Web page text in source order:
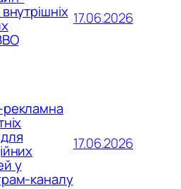
17.06.2026
рекламна
у
каналу
17.06.2026